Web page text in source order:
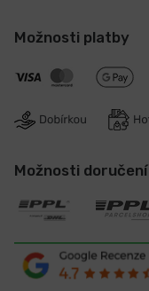
Možnosti platby
Možnosti doručení